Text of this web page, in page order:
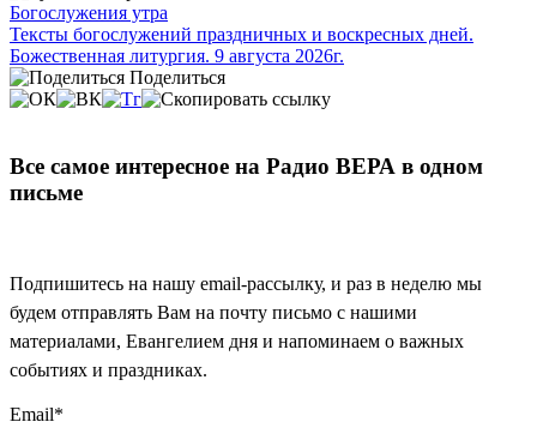
Богослужения утра
Тексты богослужений праздничных и воскресных дней.
Божественная литургия. 9 августа 2026г.
Поделиться
Все самое интересное на Радио ВЕРА в одном
письме
Подпишитесь на нашу email-рассылку, и раз в неделю мы
будем отправлять Вам на почту письмо с нашими
материалами, Евангелием дня и напоминаем о важных
событиях и праздниках.
Email*